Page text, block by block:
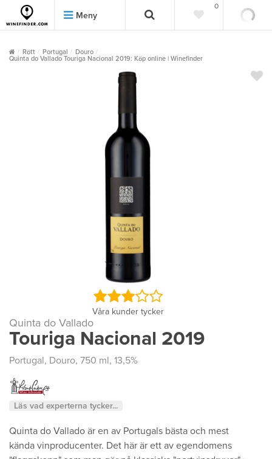
Meny
0
Rött Portugal
Douro
Quinta do Vallado Touriga Nacional 2019: Köp online | Winefinder
Våra kunder tycker
Quinta do Vallado
Touriga Nacional 2019
Portugal, Douro, 750 ml, 13,5%
Läs vad experterna tycker...
Quinta do Vallado är en av Portugals bästa och mest
kända vinproducenter. Det här är ett av egendomens
""